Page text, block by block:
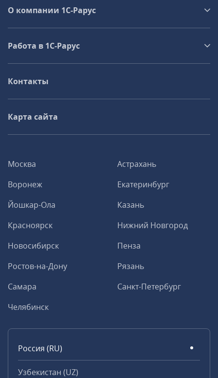
Москва
Астрахань
Воронеж
Екатеринбург
Йошкар-Ола
Казань
Красноярск
Нижний Новгород
Новосибирск
Пенза
Ростов-на-Дону
Рязань
Самара
Санкт-Петербург
Челябинск
Россия (RU)
Узбекистан (UZ)
О компании 1C-Рарус
Работа в 1С‑Рарус
Контакты
Карта сайта